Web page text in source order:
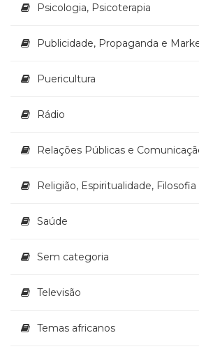
Psicologia, Psicoterapia
Publicidade, Propaganda e
Puericultura
Rádio
Relações Públicas e
Religião, Espiritualidade, Filosofia
Saúde
Sem categoria
Televisão
Temas africanos